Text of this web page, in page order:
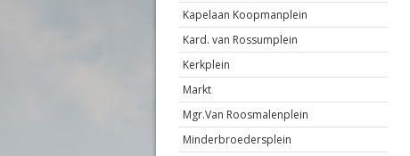
Kapelaan Koopmanplein
Kard. van Rossumplein
Kerkplein
Markt
Mgr.Van Roosmalenplein
Minderbroedersplein